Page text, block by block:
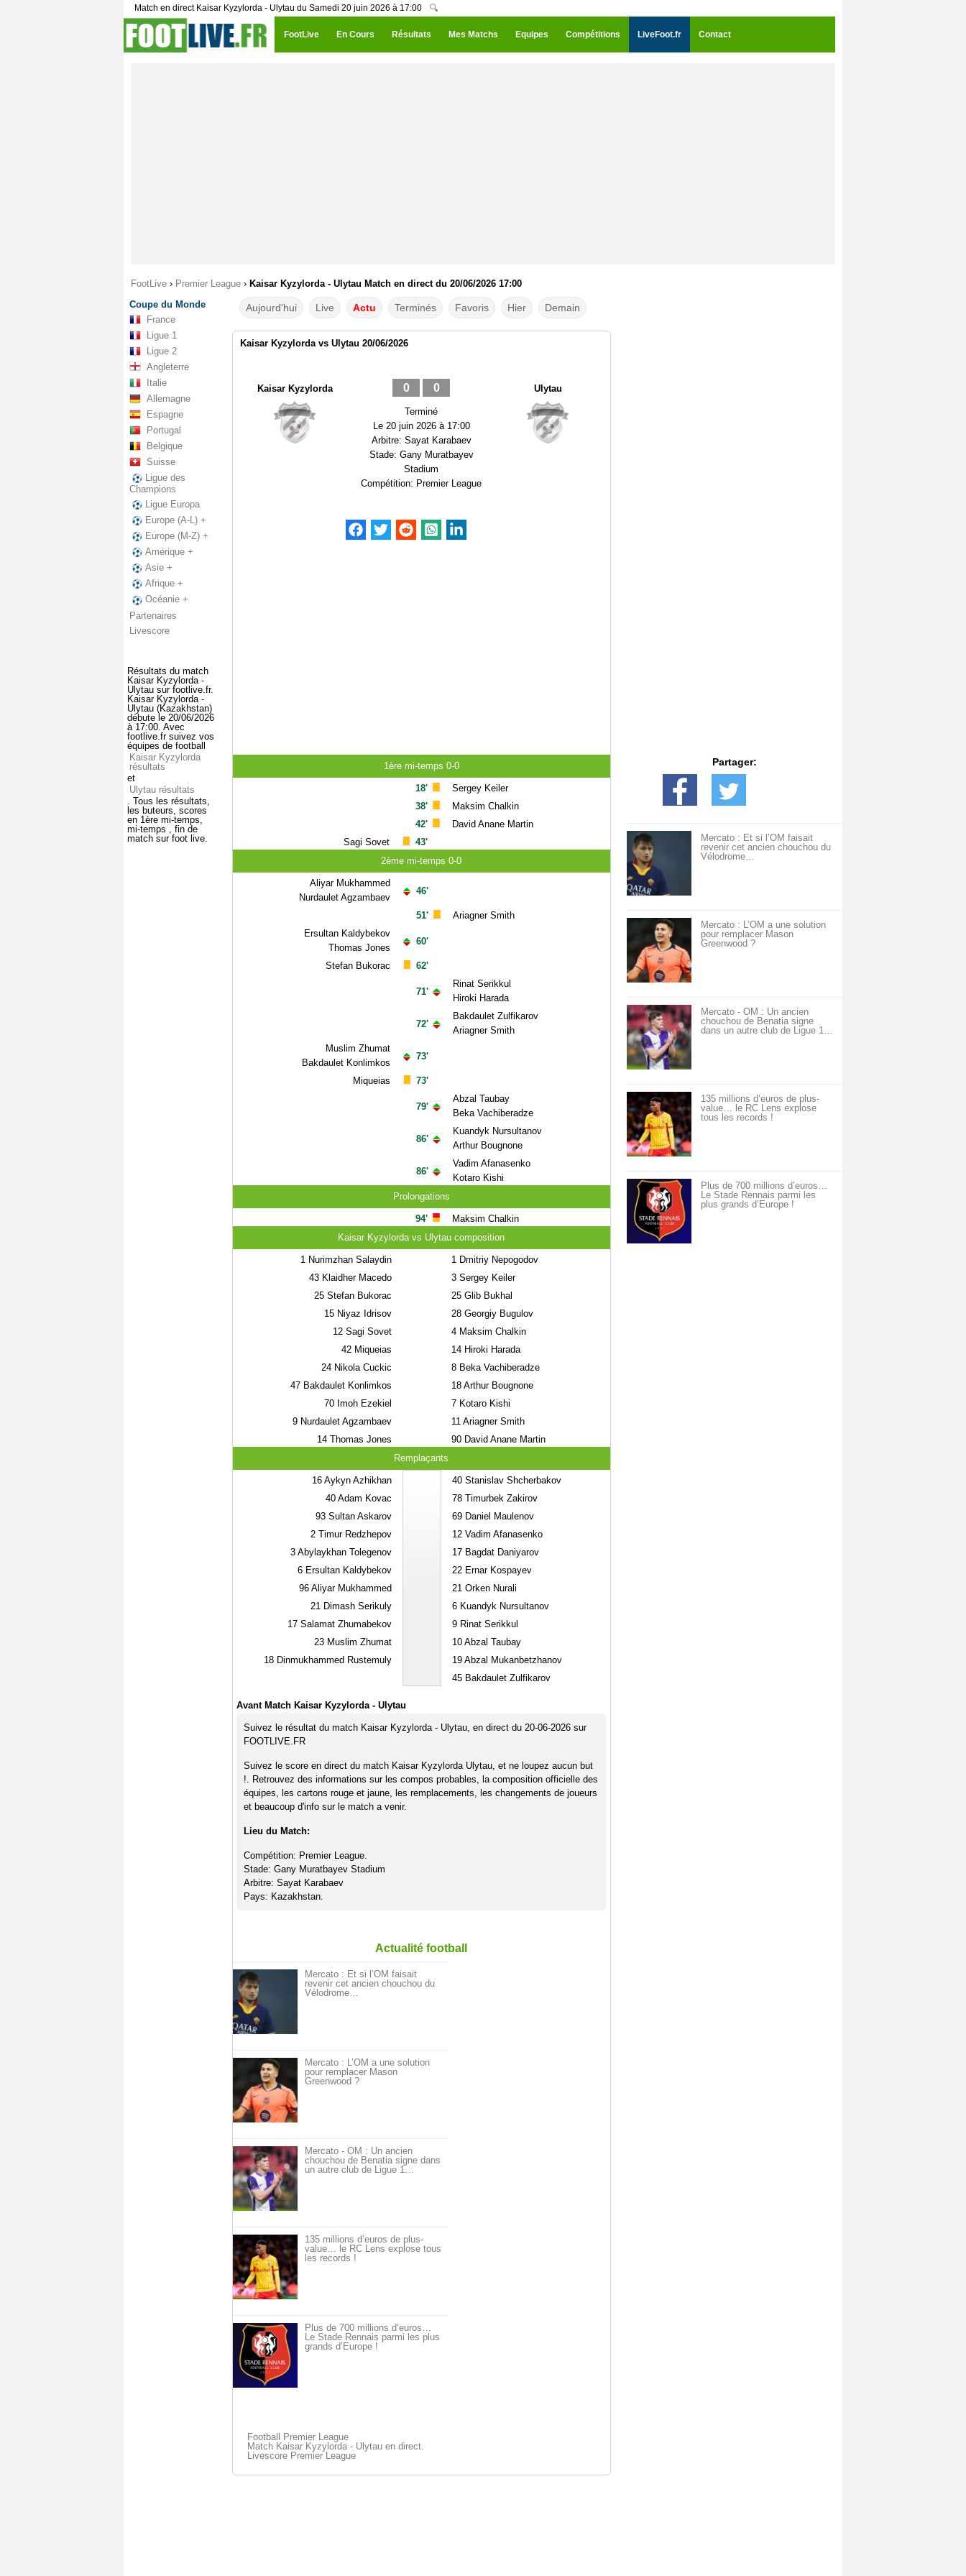
Match en direct Kaisar Kyzylorda - Ulytau du Samedi 20 juin 2026 à 17:00 🔍
FootLive En Cours Résultats Mes Matchs Equipes Compétitions LiveFoot.fr Contact
FootLive › Premier League › Kaisar Kyzylorda - Ulytau Match en direct du 20/06/2026 17:00
Coupe du Monde
France
Ligue 1
Ligue 2
Angleterre
Italie
Allemagne
Espagne
Portugal
Belgique
Suisse
Ligue des
Champions
Ligue Europa
Europe (A-L) +
Europe (M-Z) +
Amérique +
Asie +
Afrique +
Océanie +
Partenaires
Livescore
Résultats du match
Kaisar Kyzylorda -
Ulytau sur footlive.fr.
Kaisar Kyzylorda -
Ulytau (Kazakhstan)
débute le 20/06/2026
à 17:00. Avec
footlive.fr suivez vos
équipes de football
Kaisar Kyzylorda
résultats
et
Ulytau résultats
. Tous les résultats,
les buteurs, scores
en 1ère mi-temps,
mi-temps , fin de
match sur foot live.
Aujourd'hui Live Actu Terminés Favoris Hier Demain
Kaisar Kyzylorda vs Ulytau 20/06/2026
Kaisar Kyzylorda 0 0
Terminé
Le 20 juin 2026 à 17:00
Arbitre: Sayat Karabaev
Stade: Gany Muratbayev
Stadium
Compétition: Premier League
Ulytau
1ère mi-temps 0-0
Sagi Sovet
18'
38'
42'
43'
Sergey Keiler
Maksim Chalkin
David Anane Martin
2ème mi-temps 0-0
Aliyar Mukhammed
Nurdaulet Agzambaev
Ersultan Kaldybekov
Thomas Jones
Stefan Bukorac
Muslim Zhumat
Bakdaulet Konlimkos
Miqueias
46'
51'
60'
62'
71'
72'
73'
73'
79'
86'
86'
Ariagner Smith
Rinat Serikkul
Hiroki Harada
Bakdaulet Zulfikarov
Ariagner Smith
Abzal Taubay
Beka Vachiberadze
Kuandyk Nursultanov
Arthur Bougnone
Vadim Afanasenko
Kotaro Kishi
Prolongations
94'
Maksim Chalkin
Kaisar Kyzylorda vs Ulytau composition
1Nurimzhan Salaydin
43Klaidher Macedo
25Stefan Bukorac
15Niyaz Idrisov
12Sagi Sovet
42Miqueias
24Nikola Cuckic
47Bakdaulet Konlimkos
70Imoh Ezekiel
9Nurdaulet Agzambaev
14Thomas Jones
1Dmitriy Nepogodov
3Sergey Keiler
25Glib Bukhal
28Georgiy Bugulov
4Maksim Chalkin
14Hiroki Harada
8Beka Vachiberadze
18Arthur Bougnone
7Kotaro Kishi
11Ariagner Smith
90David Anane Martin
Remplaçants
16Aykyn Azhikhan
40Adam Kovac
93Sultan Askarov
2Timur Redzhepov
3Abylaykhan Tolegenov
6Ersultan Kaldybekov
96Aliyar Mukhammed
21Dimash Serikuly
17Salamat Zhumabekov
23Muslim Zhumat
18Dinmukhammed Rustemuly
40Stanislav Shcherbakov
78Timurbek Zakirov
69Daniel Maulenov
12Vadim Afanasenko
17Bagdat Daniyarov
22Ernar Kospayev
21Orken Nurali
6Kuandyk Nursultanov
9Rinat Serikkul
10Abzal Taubay
19Abzal Mukanbetzhanov
45Bakdaulet Zulfikarov
Avant Match Kaisar Kyzylorda - Ulytau
Suivez le résultat du match Kaisar Kyzylorda - Ulytau, en direct du 20-06-2026 sur
FOOTLIVE.FR
Suivez le score en direct du match Kaisar Kyzylorda Ulytau, et ne loupez aucun but
!. Retrouvez des informations sur les compos probables, la composition officielle des
équipes, les cartons rouge et jaune, les remplacements, les changements de joueurs
et beaucoup d'info sur le match a venir.
Lieu du Match:
Compétition: Premier League.
Stade: Gany Muratbayev Stadium
Arbitre: Sayat Karabaev
Pays: Kazakhstan.
Actualité football
Mercato : Et si l’OM faisait
revenir cet ancien chouchou du
Vélodrome…
Mercato : L’OM a une solution
pour remplacer Mason
Greenwood ?
Mercato - OM : Un ancien
chouchou de Benatia signe dans
un autre club de Ligue 1…
135 millions d’euros de plus-
value… le RC Lens explose tous
les records !
Plus de 700 millions d’euros…
Le Stade Rennais parmi les plus
grands d’Europe !
Football Premier League
Match Kaisar Kyzylorda - Ulytau en direct.
Livescore Premier League
Partager:
Mercato : Et si l’OM faisait
revenir cet ancien chouchou du
Vélodrome…
Mercato : L’OM a une solution
pour remplacer Mason
Greenwood ?
Mercato - OM : Un ancien
chouchou de Benatia signe
dans un autre club de Ligue 1…
135 millions d’euros de plus-
value… le RC Lens explose
tous les records !
Plus de 700 millions d’euros…
Le Stade Rennais parmi les
plus grands d’Europe !